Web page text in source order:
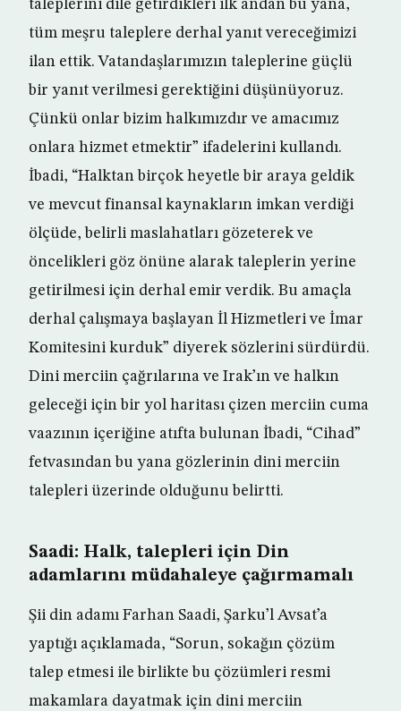
taleplerini dile getirdikleri ilk andan bu yana,
tüm meşru taleplere derhal yanıt vereceğimizi
ilan ettik. Vatandaşlarımızın taleplerine güçlü
bir yanıt verilmesi gerektiğini düşünüyoruz.
Çünkü onlar bizim halkımızdır ve amacımız
onlara hizmet etmektir” ifadelerini kullandı.
İbadi, “Halktan birçok heyetle bir araya geldik
ve mevcut finansal kaynakların imkan verdiği
ölçüde, belirli maslahatları gözeterek ve
öncelikleri göz önüne alarak taleplerin yerine
getirilmesi için derhal emir verdik. Bu amaçla
derhal çalışmaya başlayan İl Hizmetleri ve İmar
Komitesini kurduk” diyerek sözlerini sürdürdü.
Dini merciin çağrılarına ve Irak’ın ve halkın
geleceği için bir yol haritası çizen merciin cuma
vaazının içeriğine atıfta bulunan İbadi, “Cihad”
fetvasından bu yana gözlerinin dini merciin
talepleri üzerinde olduğunu belirtti.
Saadi: Halk, talepleri için Din
adamlarını müdahaleye çağırmamalı
Şii din adamı Farhan Saadi, Şarku’l Avsat’a
yaptığı açıklamada, “Sorun, sokağın çözüm
talep etmesi ile birlikte bu çözümleri resmi
makamlara dayatmak için dini merciin